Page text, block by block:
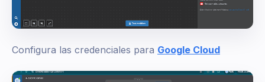
Configura las credenciales para Google Cloud